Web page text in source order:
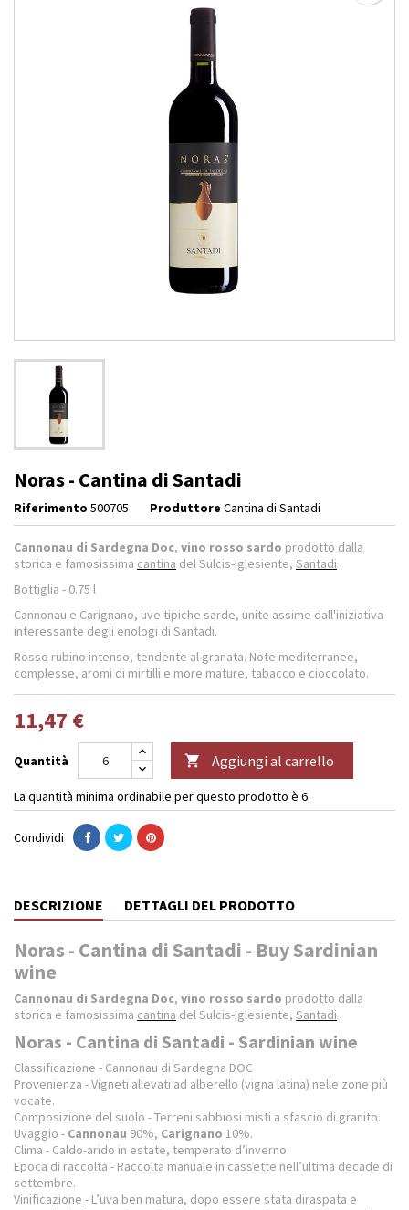
Noras - Cantina di Santadi
Riferimento 500705 Produttore Cantina di Santadi
Cannonau di Sardegna Doc, vino rosso sardo prodotto dalla
storica e famosissima cantina del Sulcis-Iglesiente, Santadi
Bottiglia - 0.75 l
Cannonau e Carignano, uve tipiche sarde, unite assime dall'iniziativa
interessante degli enologi di Santadi.
Rosso rubino intenso, tendente al granata. Note mediterranee,
complesse, aromi di mirtilli e more mature, tabacco e cioccolato.
11,47 €
Quantità  Aggiungi al carrello
La quantità minima ordinabile per questo prodotto è 6.
Condividi
DESCRIZIONE DETTAGLI DEL PRODOTTO
Noras - Cantina di Santadi - Buy Sardinian
wine
Cannonau di Sardegna Doc, vino rosso sardo prodotto dalla
storica e famosissima cantina del Sulcis-Iglesiente, Santadi
Noras - Cantina di Santadi - Sardinian wine
Classificazione - Cannonau di Sardegna DOC
Provenienza - Vigneti allevati ad alberello (vigna latina) nelle zone più
vocate.
Composizione del suolo - Terreni sabbiosi misti a sfascio di granito.
Uvaggio - Cannonau 90%, Carignano 10%.
Clima - Caldo-arido in estate, temperato d’inverno.
Epoca di raccolta - Raccolta manuale in cassette nell’ultima decade di
settembre.
Vinificazione - L’uva ben matura, dopo essere stata diraspata e